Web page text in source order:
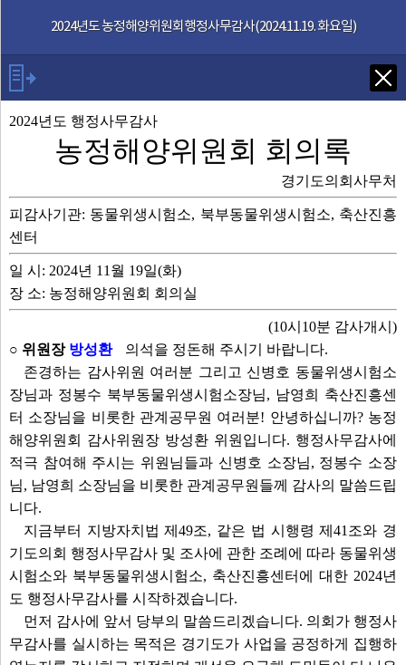
2024년도 농정해양위원회행정사무감사(2024.11.19. 화요일)
Tab키로 다음 검색
안건
부록
2024년도 행감
영상회의록
2024년도 행정사무감사
농정해양위원회 회의록
경기도의회사무처
피감사기관: 동물위생시험소, 북부동물위생시험소, 축산진흥
센터
일 시: 2024년 11월 19일(화)
장 소: 농정해양위원회 회의실
(10시10분 감사개시)
○ 위원장 방성환
의석을 정돈해 주시기 바랍니다.
존경하는 감사위원 여러분 그리고 신병호 동물위생시험소
장님과 정봉수 북부동물위생시험소장님, 남영희 축산진흥센
터 소장님을 비롯한 관계공무원 여러분! 안녕하십니까? 농정
해양위원회 감사위원장 방성환 위원입니다. 행정사무감사에
적극 참여해 주시는 위원님들과 신병호 소장님, 정봉수 소장
님, 남영희 소장님을 비롯한 관계공무원들께 감사의 말씀드립
니다.
지금부터 지방자치법 제49조, 같은 법 시행령 제41조와 경
기도의회 행정사무감사 및 조사에 관한 조례에 따라 동물위생
시험소와 북부동물위생시험소, 축산진흥센터에 대한 2024년
도 행정사무감사를 시작하겠습니다.
먼저 감사에 앞서 당부의 말씀드리겠습니다. 의회가 행정사
무감사를 실시하는 목적은 경기도가 사업을 공정하게 집행하